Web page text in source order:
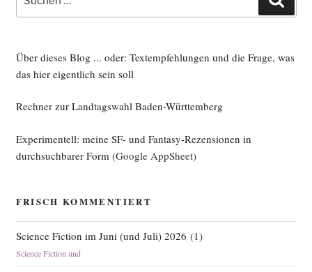
nach:
Über dieses Blog ... oder: Textempfehlungen und die Frage, was
das hier eigentlich sein soll
Rechner zur Landtagswahl Baden-Württemberg
Experimentell: meine SF- und Fantasy-Rezensionen in
durchsuchbarer Form (Google AppSheet)
FRISCH KOMMENTIERT
Science Fiction im Juni (und Juli) 2026 (1)
Science Fiction und